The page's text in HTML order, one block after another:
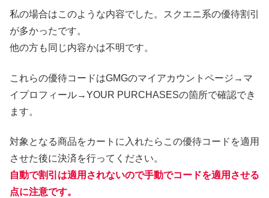
私の場合はこのような内容でした。スクエニ系の優待割引
が多かったです。
他の方も同じ内容かは不明です。
これらの優待コードはGMGのマイアカウントページ→マ
イプロフィール→YOUR PURCHASESの箇所で確認でき
ます。
対象となる商品をカートに入れたらこの優待コードを適用
させた後に決済を行ってください。
自動で割引は適用されないので手動でコードを適用させる
点に注意です。